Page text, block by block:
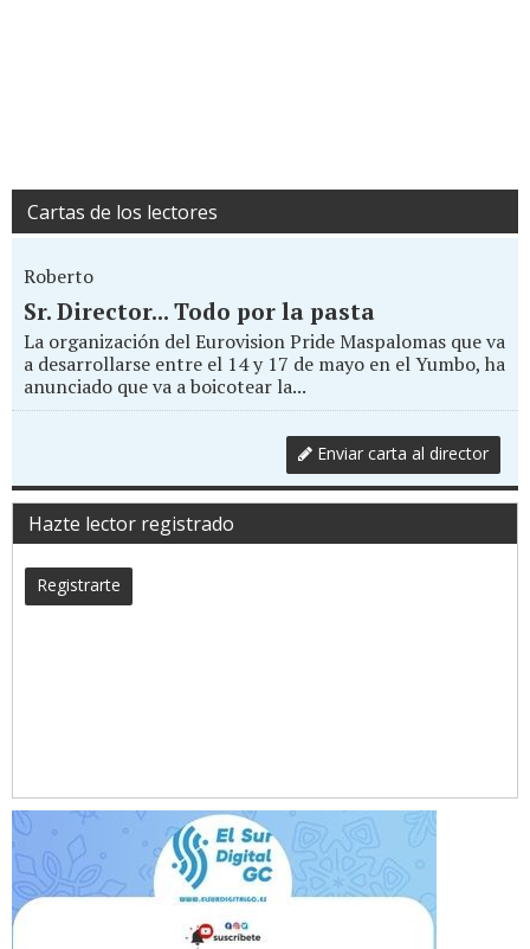
Cartas de los lectores
Roberto
Sr. Director... Todo por la pasta
La organización del Eurovision Pride Maspalomas que va
a desarrollarse entre el 14 y 17 de mayo en el Yumbo, ha
anunciado que va a boicotear la...
Enviar carta al director
Hazte lector registrado
Registrarte